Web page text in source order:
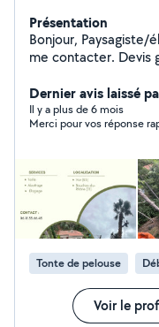
Présentation
Bonjour, Paysagiste/
me contacter. Devis
Dernier avis laissé
Il y a plus de 6 mois
Merci pour vos réponse
Tonte de pelouse
Voir le